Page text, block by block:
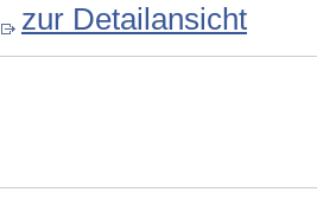
zur Detailansicht